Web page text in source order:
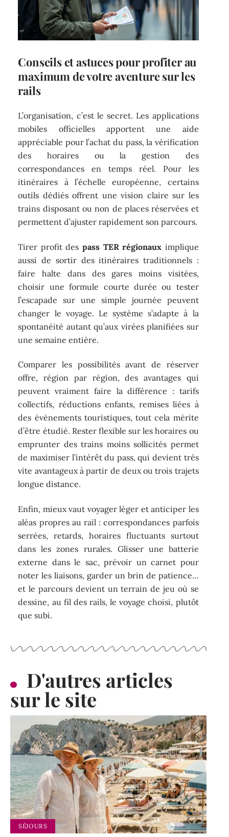
Conseils et astuces pour profiter au
maximum de votre aventure sur les
rails
L’organisation, c’est le secret. Les applications
mobiles officielles apportent une aide
appréciable pour l’achat du pass, la vérification
des horaires ou la gestion des
correspondances en temps réel. Pour les
itinéraires à l’échelle européenne, certains
outils dédiés offrent une vision claire sur les
trains disposant ou non de places réservées et
permettent d’ajuster rapidement son parcours.
Tirer profit des pass TER régionaux implique
aussi de sortir des itinéraires traditionnels :
faire halte dans des gares moins visitées,
choisir une formule courte durée ou tester
l’escapade sur une simple journée peuvent
changer le voyage. Le système s’adapte à la
spontanéité autant qu’aux virées planifiées sur
une semaine entière.
Comparer les possibilités avant de réserver
offre, région par région, des avantages qui
peuvent vraiment faire la différence : tarifs
collectifs, réductions enfants, remises liées à
des événements touristiques, tout cela mérite
d’être étudié. Rester flexible sur les horaires ou
emprunter des trains moins sollicités permet
de maximiser l’intérêt du pass, qui devient très
vite avantageux à partir de deux ou trois trajets
longue distance.
Enfin, mieux vaut voyager léger et anticiper les
aléas propres au rail : correspondances parfois
serrées, retards, horaires fluctuants surtout
dans les zones rurales. Glisser une batterie
externe dans le sac, prévoir un carnet pour
noter les liaisons, garder un brin de patience…
et le parcours devient un terrain de jeu où se
dessine, au fil des rails, le voyage choisi, plutôt
que subi.
D'autres articles
sur le site
SÉJOURS